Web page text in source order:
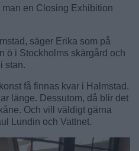
man en Closing Exhibition
säger Erika som på
ö i Stockholms skärgård och
stan.
få finnas kvar i Halmstad.
länge. Dessutom, då blir det
Och vill väldigt gärna
Lundin och Vattnet.